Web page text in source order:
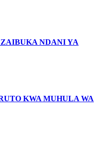
NDANI YA
KWA MUHULA WA